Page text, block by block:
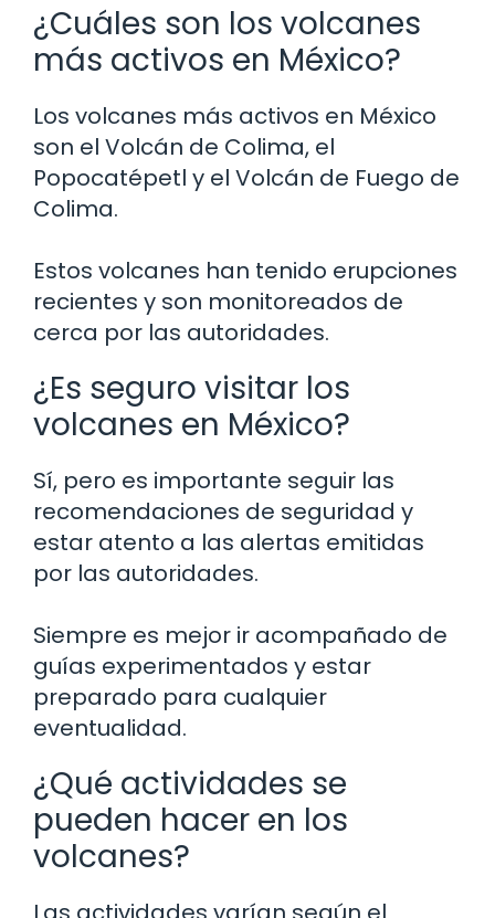
¿Cuáles son los volcanes
más activos en México?
Los volcanes más activos en México
son el Volcán de Colima, el
Popocatépetl y el Volcán de Fuego de
Colima.
Estos volcanes han tenido erupciones
recientes y son monitoreados de
cerca por las autoridades.
¿Es seguro visitar los
volcanes en México?
Sí, pero es importante seguir las
recomendaciones de seguridad y
estar atento a las alertas emitidas
por las autoridades.
Siempre es mejor ir acompañado de
guías experimentados y estar
preparado para cualquier
eventualidad.
¿Qué actividades se
pueden hacer en los
volcanes?